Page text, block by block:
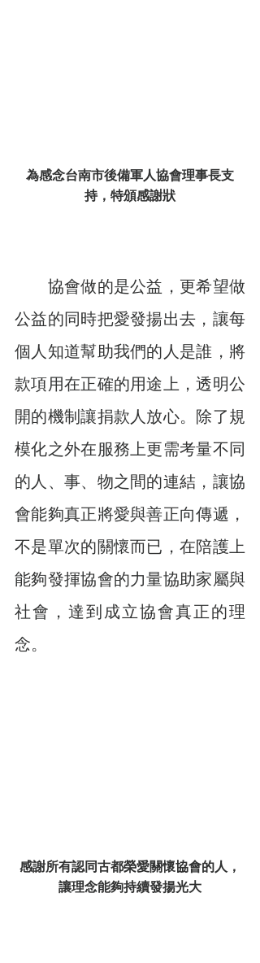
為感念台南市後備軍人協會理事長支
持，特頒感謝狀
協會做的是公益，更希望做
公益的同時把愛發揚出去，讓每
個人知道幫助我們的人是誰，將
款項用在正確的用途上，透明公
開的機制讓捐款人放心。除了規
模化之外在服務上更需考量不同
的人、事、物之間的連結，讓協
會能夠真正將愛與善正向傳遞，
不是單次的關懷而已，在陪護上
能夠發揮協會的力量協助家屬與
社會，達到成立協會真正的理
念。
感謝所有認同古都榮愛關懷協會的人，
讓理念能夠持續發揚光大